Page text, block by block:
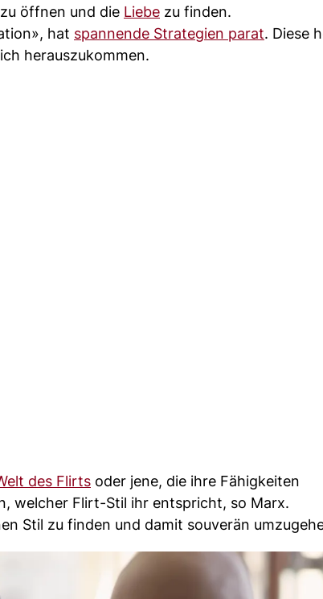
öffnen und die Liebe zu finden.
hat spannende Strategien parat. Diese
herauszukommen.
des Flirts oder jene, die ihre Fähigkeiten
welcher Flirt-Stil ihr entspricht, so Marx.
Stil zu finden und damit souverän